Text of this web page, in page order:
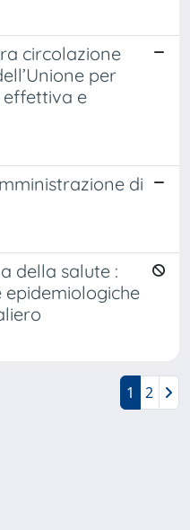
circolazione
per
effettiva e
di
della salute :
epidemiologiche
1 2